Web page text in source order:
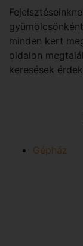
minden kert
oldalon
keresések
Gépház